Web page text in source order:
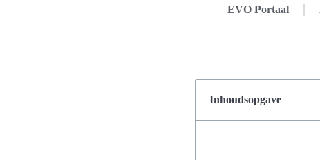
EVO Portaal
Inhoudsopgave